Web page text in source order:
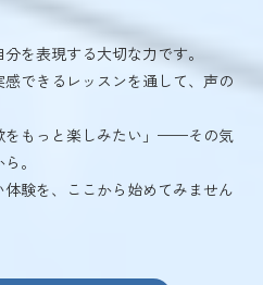
を表現する大切な力です。
できるレッスンを通して、声の
をもっと楽しみたい」——その気
。
験を、ここから始めてみません